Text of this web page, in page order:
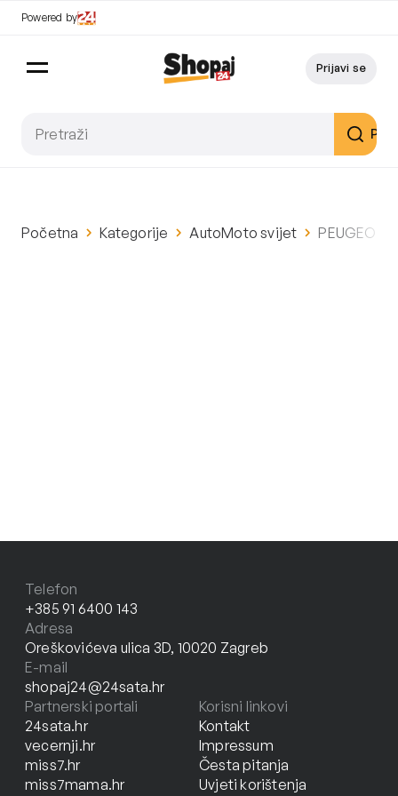
Powered by
Prijavi se
Početna Kategorije AutoMoto svijet PEUGEOT
Telefon
+385 91 6400 143
Adresa
Oreškovićeva ulica 3D, 10020 Zagreb
E-mail
shopaj24@24sata.hr
Partnerski portali
24sata.hr
vecernji.hr
miss7.hr
miss7mama.hr
Korisni linkovi
Kontakt
Impressum
Česta pitanja
Uvjeti korištenja